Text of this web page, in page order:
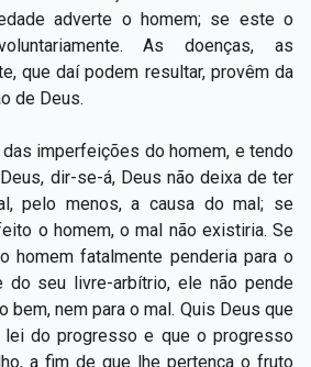
adverte o homem; se este o
As doenças, as
que daí podem resultar, provêm da
de Deus.
das imperfeições do homem, e tendo
dir-se-á, Deus não deixa de ter
pelo menos, a causa do mal; se
o homem, o mal não existiria. Se
homem fatalmente penderia para o
do seu livre-arbítrio, ele não pende
bem, nem para o mal. Quis Deus que
do progresso e que o progresso
a fim de que lhe pertença o fruto